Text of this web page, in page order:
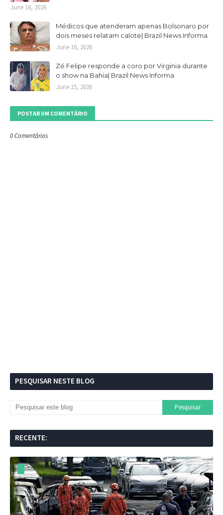
June 16, 2026
Médicos que atenderam apenas Bolsonaro por
dois meses relatam calote| Brazil News Informa
June 16, 2026
Zé Felipe responde a coro por Virginia durante
o show na Bahia| Brazil News Informa
June 15, 2026
POSTAR UM COMENTÁRIO
0 Comentários
PESQUISAR NESTE BLOG
RECENTE: